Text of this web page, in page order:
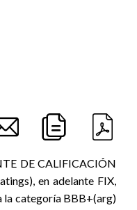
DE CALIFICACIÓN
en adelante FIX,
la categoría BBB+(arg)